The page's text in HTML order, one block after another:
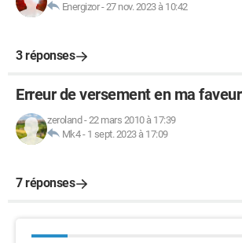
Energizor-27 nov. 2023 à 10:42
3 réponses
Erreur de versement en ma faveur
zeroland -22 mars 2010 à 17:39
Mk4- 1 sept. 2023 à 17:09
7 réponses